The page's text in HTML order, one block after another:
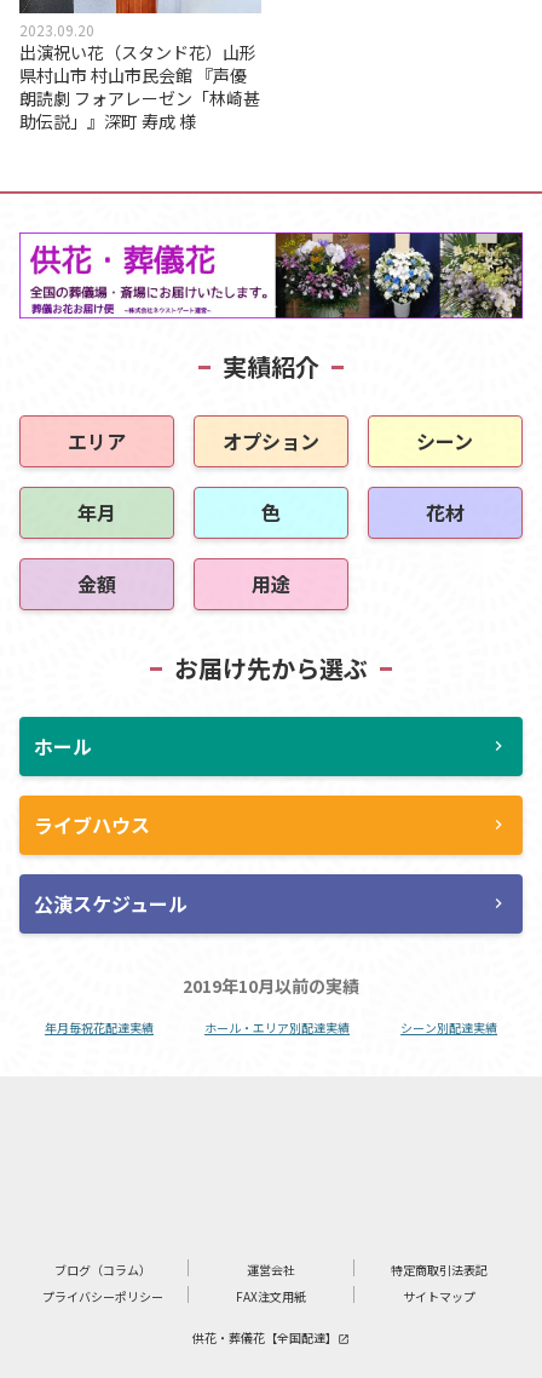
2023.09.20
出演祝い花（スタンド花）山形
県村山市 村山市民会館 『声優
朗読劇 フォアレーゼン「林崎甚
助伝説」』深町 寿成 様
実績紹介
エリア オプション シーン
年月 色 花材
金額 用途
お届け先から選ぶ
ホール chevron_right
ライブハウス chevron_right
公演スケジュール chevron_right
2019年10月以前の実績
年月毎祝花配達実績 ホール・エリア別配達実績 シーン別配達実績
ブログ（コラム） 運営会社
特定商取引法表記
プライバシーポリシー
FAX注文用紙 サイトマップ
供花・葬儀花【全国配達】 launch